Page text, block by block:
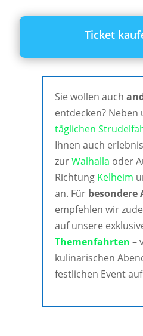
Ticket
Sie wollen auch
entdecken? Neben
täglichen
Ihnen auch
zurWalhalla oder
Richtung Kelheim
an. Für besondere
empfehlen wir
auf unsere
Themenfahrten –
kulinarischen
festlichen Event